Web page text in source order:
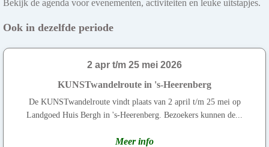
Bekijk de agenda voor evenementen, activiteiten en leuke uitstapjes.
Ook in dezelfde periode
2 apr t/m 25 mei 2026
KUNSTwandelroute in 's-Heerenberg
De KUNSTwandelroute vindt plaats van 2 april t/m 25 mei op
Landgoed Huis Bergh in 's-Heerenberg. Bezoekers kunnen de...
Meer info